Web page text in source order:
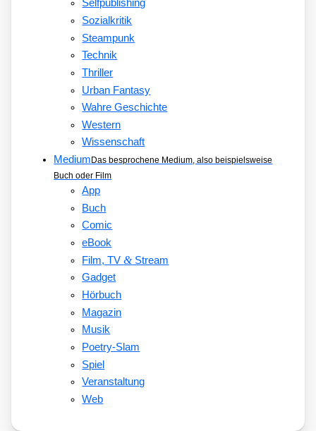
Selfpublishing
Sozialkritik
Steampunk
Technik
Thriller
Urban Fantasy
Wahre Geschichte
Western
Wissenschaft
Medium Das besprochene Medium, also beispielsweise
Buch oder Film
App
Buch
Comic
eBook
Film, TV&Stream
Gadget
Hörbuch
Magazin
Musik
Poetry-Slam
Spiel
Veranstaltung
Web